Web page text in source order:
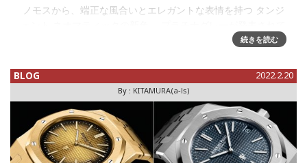
ノモスから、端正な風合いとエレガントな表情を持つ タンジ
いる。どこかあのランゲ１の名機"ステルス"を思わせる文字
て、プレスリリ
続きを読む
BLOG 2022.2.20
By : KITAMURA(a-ls)